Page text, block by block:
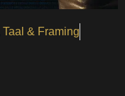
Taal & Framing